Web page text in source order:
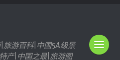
旅游百科|中国5A级景
产|中国之最|旅游图